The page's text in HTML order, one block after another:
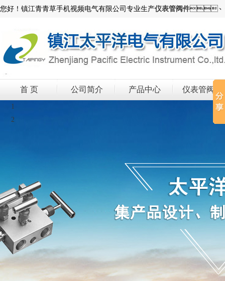
您好！镇江青青草手机视频电气有限公司专业生产仪表管阀件、
首 页 公司简介 产品中心 仪表管阀件
1
2